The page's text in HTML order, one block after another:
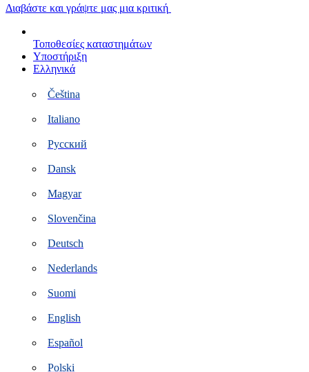
Μετάβαση
περιεχόμενο
Διαβάστε και γράψτε μας μια κριτική
Τοποθεσίες καταστημάτων
Υποστήριξη
Ελληνικά
Čeština
Italiano
Русский
Dansk
Magyar
Slovenčina
Deutsch
Nederlands
Suomi
English
Español
Polski